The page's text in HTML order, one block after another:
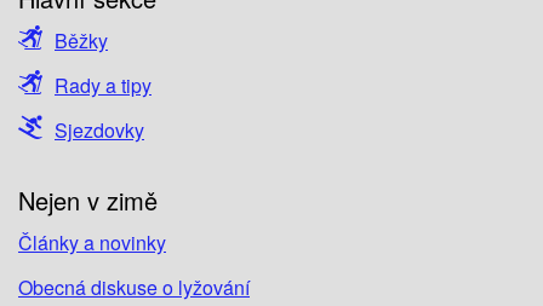
Běžky
Rady a tipy
Sjezdovky
Nejen v zimě
Články a novinky
Obecná diskuse o lyžování